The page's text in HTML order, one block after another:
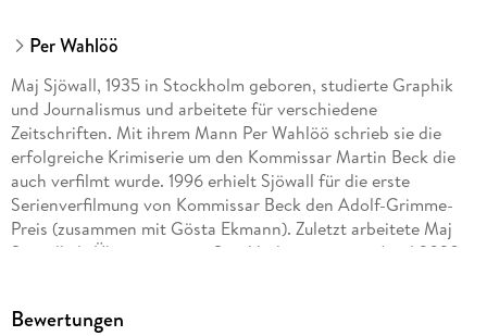
Per Wahlöö
Maj Sjöwall, 1935 in Stockholm geboren, studierte Graphik
und Journalismus und arbeitete für verschiedene
Zeitschriften. Mit ihrem Mann Per Wahlöö schrieb sie die
erfolgreiche Krimiserie um den Kommissar Martin Beck die
auch verfilmt wurde. 1996 erhielt Sjöwall für die erste
Serienverfilmung von Kommissar Beck den Adolf-Grimme-
Preis (zusammen mit Gösta Ekmann). Zuletzt arbeitete Maj
Sjöwall als Übersetzerin in Stockholm, wo sie im April 2020
Bewertungen